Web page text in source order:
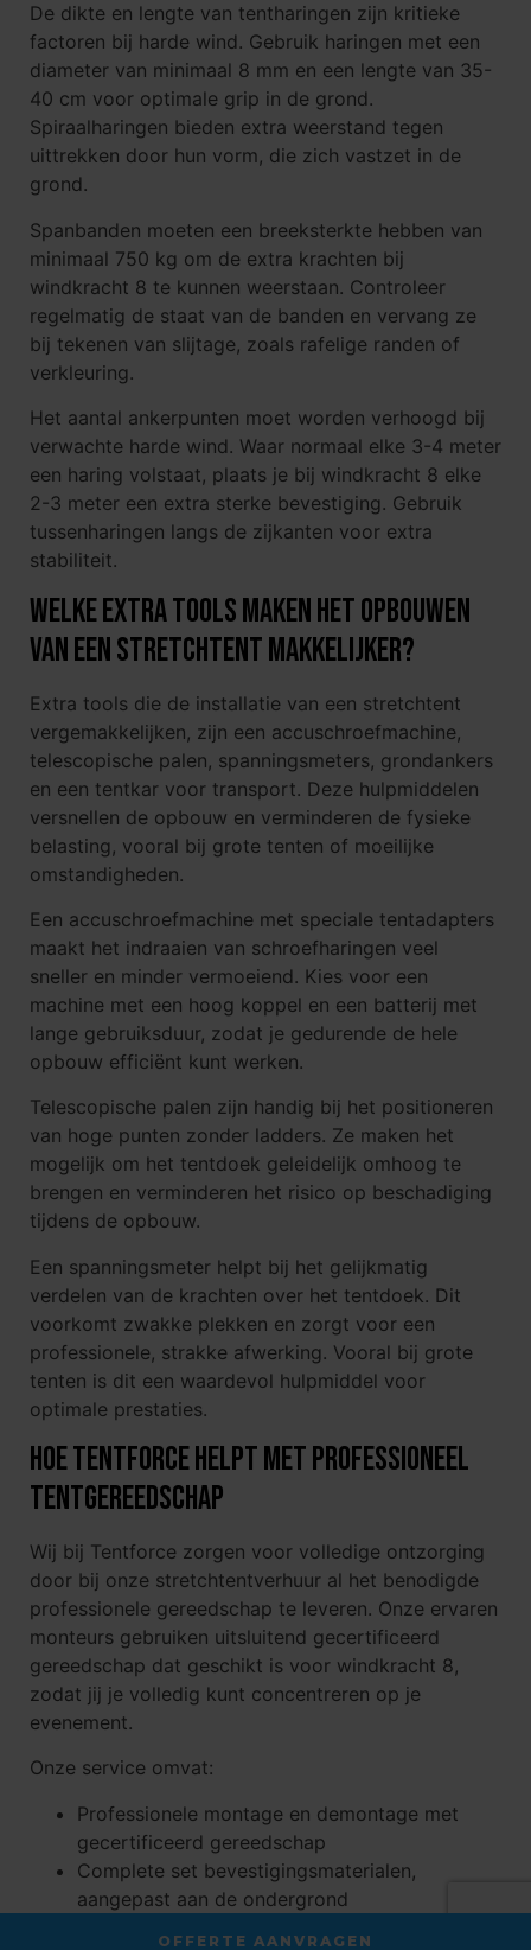
De dikte en lengte van tentharingen zijn kritieke
factoren bij harde wind. Gebruik haringen met een
diameter van minimaal 8 mm en een lengte van 35-
40 cm voor optimale grip in de grond.
Spiraalharingen bieden extra weerstand tegen
uittrekken door hun vorm, die zich vastzet in de
grond.
Spanbanden moeten een breeksterkte hebben van
minimaal 750 kg om de extra krachten bij
windkracht 8 te kunnen weerstaan. Controleer
regelmatig de staat van de banden en vervang ze
bij tekenen van slijtage, zoals rafelige randen of
verkleuring.
Het aantal ankerpunten moet worden verhoogd bij
verwachte harde wind. Waar normaal elke 3-4 meter
een haring volstaat, plaats je bij windkracht 8 elke
2-3 meter een extra sterke bevestiging. Gebruik
tussenharingen langs de zijkanten voor extra
stabiliteit.
Welke extra tools maken het opbouwen
van een stretchtent makkelijker?
Extra tools die de installatie van een stretchtent
vergemakkelijken, zijn een accuschroefmachine,
telescopische palen, spanningsmeters, grondankers
en een tentkar voor transport. Deze hulpmiddelen
versnellen de opbouw en verminderen de fysieke
belasting, vooral bij grote tenten of moeilijke
omstandigheden.
Een accuschroefmachine met speciale tentadapters
maakt het indraaien van schroefharingen veel
sneller en minder vermoeiend. Kies voor een
machine met een hoog koppel en een batterij met
lange gebruiksduur, zodat je gedurende de hele
opbouw efficiënt kunt werken.
Telescopische palen zijn handig bij het positioneren
van hoge punten zonder ladders. Ze maken het
mogelijk om het tentdoek geleidelijk omhoog te
brengen en verminderen het risico op beschadiging
tijdens de opbouw.
Een spanningsmeter helpt bij het gelijkmatig
verdelen van de krachten over het tentdoek. Dit
voorkomt zwakke plekken en zorgt voor een
professionele, strakke afwerking. Vooral bij grote
tenten is dit een waardevol hulpmiddel voor
optimale prestaties.
Hoe Tentforce helpt met professioneel
tentgereedschap
Wij bij Tentforce zorgen voor volledige ontzorging
door bij onze stretchtentverhuur al het benodigde
professionele gereedschap te leveren. Onze ervaren
monteurs gebruiken uitsluitend gecertificeerd
gereedschap dat geschikt is voor windkracht 8,
zodat jij je volledig kunt concentreren op je
evenement.
Onze service omvat:
Professionele montage en demontage met
gecertificeerd gereedschap
Complete set bevestigingsmaterialen,
aangepast aan de ondergrond
OFFERTE AANVRAGEN